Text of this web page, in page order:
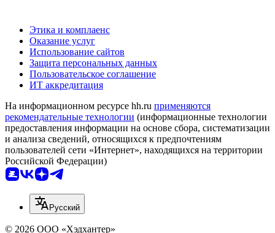
Этика и комплаенс
Оказание услуг
Использование сайтов
Защита персональных данных
Пользовательское соглашение
ИТ аккредитация
На информационном ресурсе hh.ru применяются
рекомендательные технологии (информационные технологии
предоставления информации на основе сбора, систематизации
и анализа сведений, относящихся к предпочтениям
пользователей сети «Интернет», находящихся на территории
Российской Федерации)
Русский
© 2026 ООО «Хэдхантер»